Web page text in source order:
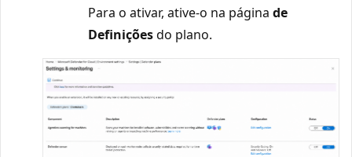
Para o ativar, ative-o na página de
Definiçõesdo plano.